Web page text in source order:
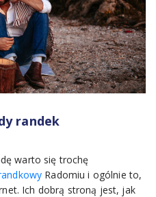
randek
warto się trochę
Radomiu i ogólnie to,
Ich dobrą stroną jest, jak